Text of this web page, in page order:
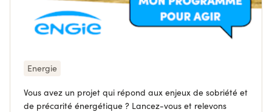
Energie
Vous avez un projet qui répond aux enjeux de sobriété et
de précarité énergétique ? Lancez-vous et relevons